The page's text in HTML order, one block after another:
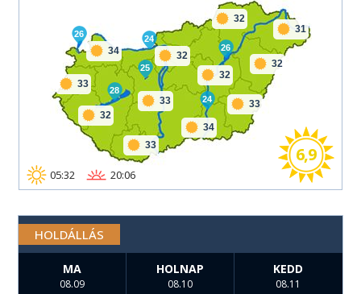
34
33
32
33
33
34
32
32
32
33
32
31
26
28
25
24
24
26
05:32 20:06
6,9
HOLDÁLLÁS
MA
08.09
HOLNAP
08.10
KEDD
08.11